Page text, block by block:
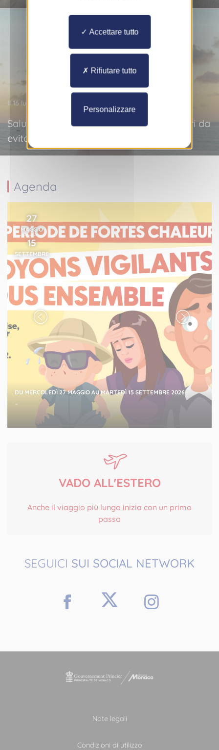
Il 16 luglio 2026
Salute dei piedi: i gesti semplici e gli errori da
evitare per mantenerli in forma
Agenda
27
MAGGIO
15
SETTEMBRE
DU MERCOLEDÌ 27 MAGGIO AU MARTEDÌ 15 SETTEMBRE 2026
-
VADO ALL'ESTERO
Anche il viaggio più lungo inizia con un primo
passo
SEGUICI SUI SOCIAL NETWORK
Note legali
Condizioni di utilizzo
Accettare tutto
Rifiutare tutto
Personalizzare